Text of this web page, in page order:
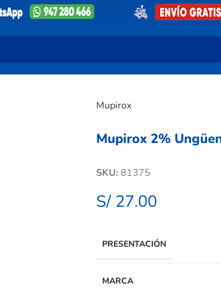
Mupirox
Mupirox 2%
SKU: 81375
S/27.00
PRESENTACIÓN
MARCA